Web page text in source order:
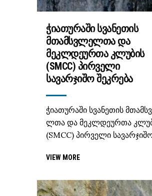
ᲭᲘᲐᲗᲣᲠᲐᲨᲘ ᲡᲕᲐᲜᲔᲗᲘᲡ
ᲛᲗᲐᲛᲡᲕᲚᲔᲚᲗᲐ ᲓᲐ
ᲛᲔᲙᲚᲓᲔᲣᲠᲗᲐ ᲙᲚᲣᲑᲘᲡ
(SMCC) ᲞᲘᲠᲕᲔᲚᲘ
ᲡᲐᲕᲐᲠᲯᲘᲨᲝ ᲨᲔᲙᲠᲔᲑᲐ
ჭიათურაში სვანეთის
ლთა და მეკლდეურთა
(SMCC) პირველი
VIEW MORE